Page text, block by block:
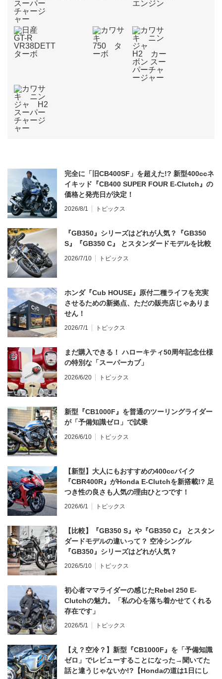
完全に「旧CB400SF」を超えた!? 新型400ccネ
イキッド『CB400 SUPER FOUR E-Clutch』の
価格と発売日が決定！
2026/8/1 トピックス
『GB350』シリーズはどれが人気？『GB350
S』『GB350 C』 とスタンダードモデルを比較
2026/7/10 トピックス
ホンダ『Cub HOUSE』原付二種ライフを充実
させるための新拠点、ただの販売店じゃありま
せん！
2026/7/1 トピックス
まだ購入できる！ ハローキティ50周年記念仕様
の特別な「スーパーカブ」
2026/6/20 トピックス
新型『CB1000F』を普通のツーリングライダー
が「予備知識ゼロ」で試乗
2026/6/10 トピックス
【新型】大人にもおすすめの400ccバイク
『CBR400R』がHonda E-Clutchを新搭載!? 足
つき性の良さも人気の理由ひとつです！
2026/6/1 トピックス
【比較】『GB350 S』や『GB350 C』 とスタン
ダードモデルの違いって？ 空冷シングル
『GB350』シリーズはどれが人気？
2026/5/10 トピックス
初心者ママライダーの感じたRebel 250 E-
Clutchの魅力。「私の心を落ち着かせてくれる
存在です」
2026/5/1 トピックス
【え？空冷？】新型『CB1000F』を「予備知識
ゼロ」でレビューすることになった→聞いてた
話と違うじゃないか!?【Hondaの道は1日にし